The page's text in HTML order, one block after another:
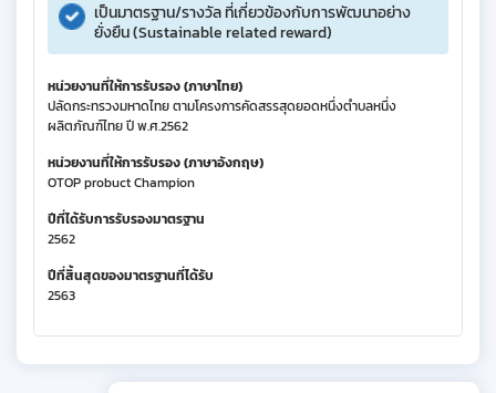
เป็นมาตรฐาน/รางวัล ที่เกี่ยวข้องกับการพัฒนาอย่าง
ยั่งยืน (Sustainable related reward)
หน่วยงานที่ให้การรับรอง (ภาษาไทย)
ปลัดกระทรวงมหาดไทย ตามโครงการคัดสรรสุดยอดหนึ่งตำบลหนึ่ง
ผลิตภัณฑ์ไทย ปี พ.ศ.2562
หน่วยงานที่ให้การรับรอง (ภาษาอังกฤษ)
OTOP probuct Champion
ปีที่ได้รับการรับรองมาตรฐาน
2562
ปีที่สิ้นสุดของมาตรฐานที่ได้รับ
2563